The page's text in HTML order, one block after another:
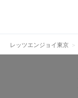
レッツエンジョイ東京